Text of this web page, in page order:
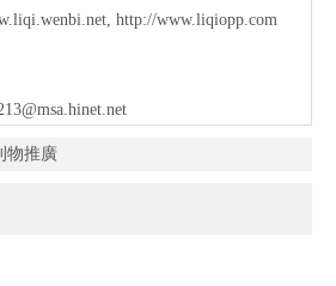
http://www.liqiopp.com
物推廣